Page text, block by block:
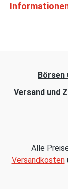
Börsen
Versand und
Alle
Versandkosten